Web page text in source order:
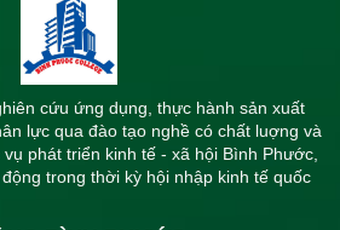
cứu ứng dụng, thực hành sản xuất
lực qua đào tạo nghề có chất luợng và
phát triển kinh tế - xã hội Bình Phước,
trong thời kỳ hội nhập kinh tế quốc